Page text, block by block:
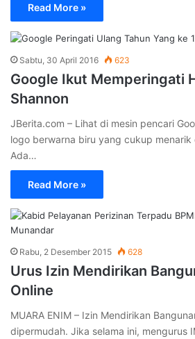
Read More »
Sabtu, 30 April 2016 623
Google Ikut Memperingati
Shannon
JBerita.com – Lihat di mesin pencari
logo berwarna biru yang cukup
Ada…
Read More »
Rabu, 2 Desember 2015 628
Urus Izin Mendirikan
Online
MUARA ENIM – Izin Mendirikan
dipermudah. Jika selama ini, mengurus